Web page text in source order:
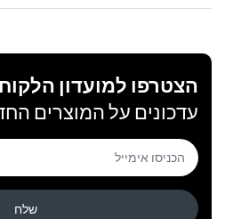
הצטרפו למועדון
עדכונים על המוצרים
שלח